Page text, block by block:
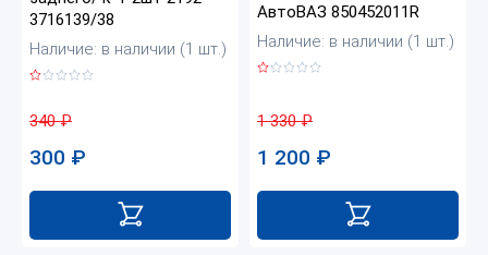
3716139/38
Наличие: в наличии (1 шт.)
340₽
300 ₽
АвтоВАЗ 850452011R
Наличие: в наличии (1 шт.)
1 330₽
1 200 ₽